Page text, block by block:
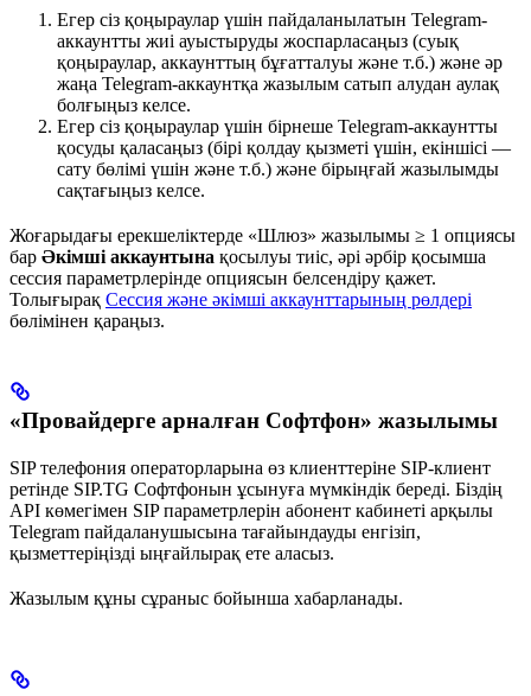
Егер сіз қоңыраулар үшін пайдаланылатын Telegram-
аккаунтты жиі ауыстыруды жоспарласаңыз (суық
қоңыраулар, аккаунттың бұғатталуы және т.б.) және әр
жаңа Telegram-аккаунтқа жазылым сатып алудан аулақ
болғыңыз келсе.
Егер сіз қоңыраулар үшін бірнеше Telegram-аккаунтты
қосуды қаласаңыз (бірі қолдау қызметі үшін, екіншісі —
сату бөлімі үшін және т.б.) және бірыңғай жазылымды
сақтағыңыз келсе.
Жоғарыдағы ерекшеліктерде «Шлюз» жазылымы ≥ 1 опциясы
бар Әкімші аккаунтына қосылуы тиіс, әрі әрбір қосымша
сессия параметрлерінде опциясын белсендіру қажет.
Толығырақ Сессия және әкімші аккаунттарының рөлдері
бөлімінен қараңыз.
«Провайдерге арналған Софтфон» жазылымы
SIP телефония операторларына өз клиенттеріне SIP-клиент
ретінде SIP.TG Софтфонын ұсынуға мүмкіндік береді. Біздің
API көмегімен SIP параметрлерін абонент кабинеті арқылы
Telegram пайдаланушысына тағайындауды енгізіп,
қызметтеріңізді ыңғайлырақ ете аласыз.
Жазылым құны сұраныс бойынша хабарланады.